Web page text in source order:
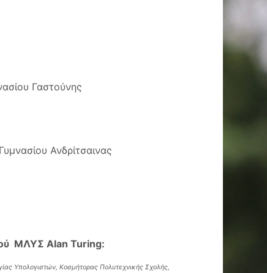
Γαστούνης
Ανδρίτσαινας
ΜΛΥΣ Alan Turing:
Υπολογιστών, Κοσμήτορας Πολυτεχνικής Σχολής,